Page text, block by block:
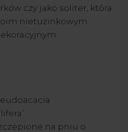
czy jako soliter, która
nietuzinkowym
na pniu o